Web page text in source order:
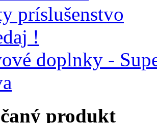
príslušenstvo
!
doplnky -
produkt